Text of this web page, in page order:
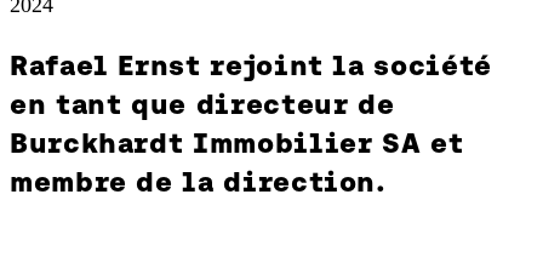
Rafael Ernst rejoint la société
en tant que directeur de
Burckhardt Immobilier SA et
membre de la direction.